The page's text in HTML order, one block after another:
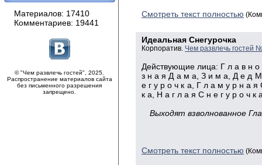
Материалов: 17410
Комментариев: 19441
© "Чем развлечь гостей", 2025.
Распространение материалов сайта
без письменного разрешения
запрещено.
Смотреть текст полностью
Идеальная Снегурочка
Корпоратив. Чем развлечь гостей
Действующие лица: Г л а в н
з н а я Д а м а, З и м а, Д е д
е г у р о ч к а, Г л а м у р н а
к а, Н а г л а я С н е г у р о ч к
Выходят взволнованное
Смотреть текст полностью